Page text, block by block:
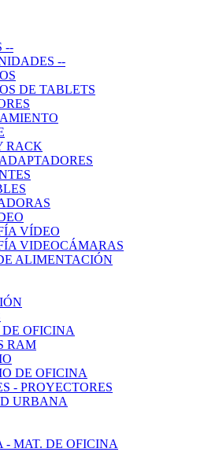
--
--
DE TABLETS
RACK
VÍDEO
VIDEOCÁMARAS
ALIMENTACIÓN
OFICINA
RAM
DE OFICINA
- PROYECTORES
URBANA
- MAT. DE OFICINA